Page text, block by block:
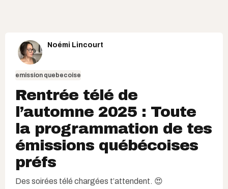
Noémi Lincourt
emission quebecoise
Rentrée télé de
l’automne 2025 : Toute
la programmation de tes
émissions québécoises
préfs
Des soirées télé chargées t’attendent. 😍